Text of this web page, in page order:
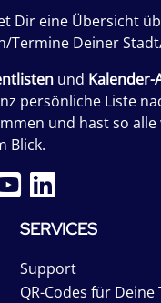
Dir eine Übersicht
Termine Deiner
und Kalender-
persönliche Liste
und hast so
Blick.
SERVICES
Support
QR-Codes für